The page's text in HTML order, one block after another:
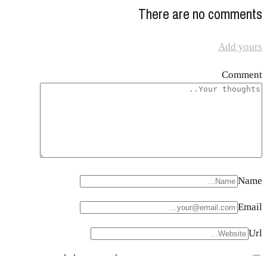
There are no comments
Add yours
Comment
Name
Email
Url